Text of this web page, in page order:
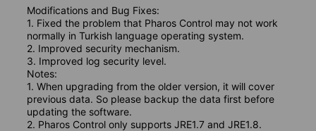
Modifications and Bug Fixes:
1. Fixed the problem that Pharos Control may not work
normally in Turkish language operating system.
2. Improved security mechanism.
3. Improved log security level.
Notes:
1. When upgrading from the older version, it will cover
previous data. So please backup the data first before
updating the software.
2. Pharos Control only supports JRE1.7 and JRE1.8.